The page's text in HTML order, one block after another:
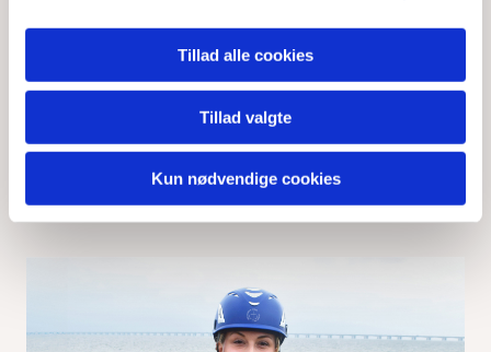
Tillad alle cookies
Tillad valgte
Kun nødvendige cookies
Alsidigt, udfordrende og indholdsrigt. Som præst
i udlandet arbejder du i et spændende
kulturmøde - med frihed til at prøve nye ting af -
og mulighed for at tage familien med.